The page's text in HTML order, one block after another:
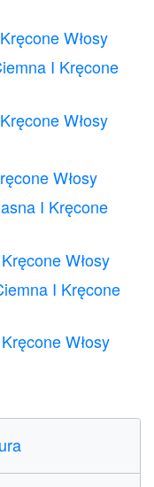
Włosy
I Kręcone
Włosy
Włosy
I Kręcone
Włosy
I Kręcone
Włosy